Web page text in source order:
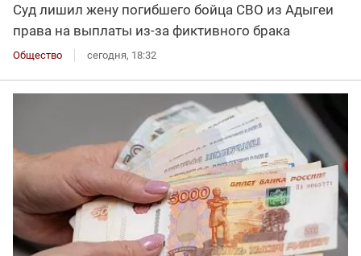
Суд лишил жену погибшего бойца СВО из Адыгеи
права на выплаты из-за фиктивного брака
Общество сегодня, 18:32